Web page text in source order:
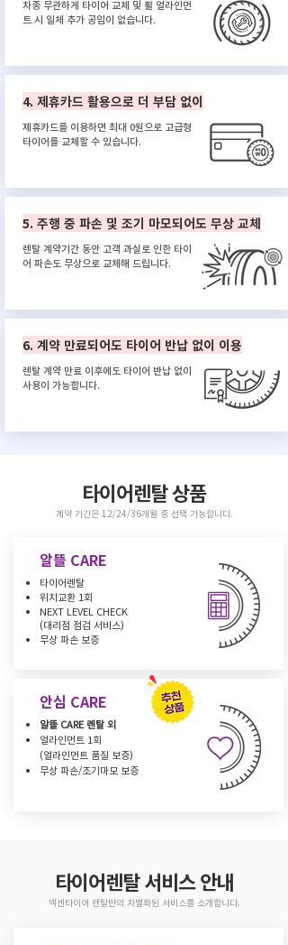
차종 무관하게 타이어 교체 및 휠 얼라인먼
트 시 일체 추가 공임이 없습니다.
4. 제휴카드 활용으로 더 부담 없이
제휴카드를 이용하면 최대 0원으로 고급형
타이어를 교체할 수 있습니다.
5. 주행 중 파손 및 조기 마모되어도 무상 교체
렌탈 계약기간 동안 고객 과실로 인한 타이
어 파손도 무상으로 교체해 드립니다.
6. 계약 만료되어도 타이어 반납 없이 이용
렌탈 계약 만료 이후에도 타이어 반납 없이
사용이 가능합니다.
​타이어렌탈 상품
계약 기간은 12/24/36개월 중 선택 가능합니다.
알뜰 CARE
타이어렌탈
위치교환 1회
NEXT LEVEL CHECK
(대리점 점검 서비스)
무상 파손 보증
안심 CARE
알뜰 CARE 렌탈 외
얼라인먼트 1회
(얼라인먼트 품질 보증)
무상 파손/조기마모 보증
​타이어렌탈 서비스 안내
넥센타이어 렌탈만의 차별화된 서비스를 소개합니다.